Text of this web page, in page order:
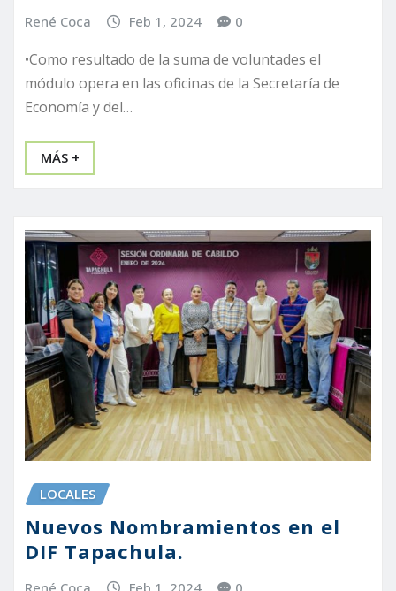
René Coca Feb 1, 2024 0
•Como resultado de la suma de voluntades el
módulo opera en las oficinas de la Secretaría de
Economía y del…
MÁS +
LOCALES
Nuevos Nombramientos en el
DIF Tapachula.
René Coca Feb 1, 2024 0